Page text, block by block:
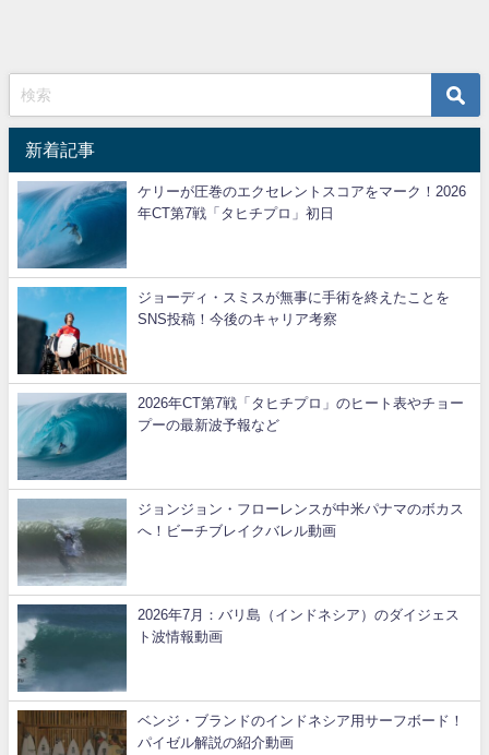
新着記事
ケリーが圧巻のエクセレントスコアをマーク！2026
年CT第7戦「タヒチプロ」初日
ジョーディ・スミスが無事に手術を終えたことを
SNS投稿！今後のキャリア考察
2026年CT第7戦「タヒチプロ」のヒート表やチョー
プーの最新波予報など
ジョンジョン・フローレンスが中米パナマのボカス
へ！ビーチブレイクバレル動画
2026年7月：バリ島（インドネシア）のダイジェス
ト波情報動画
ベンジ・ブランドのインドネシア用サーフボード！
パイゼル解説の紹介動画